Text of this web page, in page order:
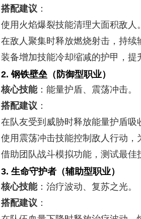
搭配建议 ：
使用火焰爆裂技能清理大面积敌人。
在敌人聚集时释放燃烧射击，持续
装备增加技能冷却缩减的护甲，提
2.钢铁壁垒（防御型职业）
核心技能：能量护盾、震荡冲击。
搭配建议 ：
在队友受到威胁时释放能量护盾吸
使用震荡冲击技能控制敌人行动，
借助团队战斗模拟功能，测试最佳
3. 生命守护者（辅助型职业）
核心技能：治疗波动、复苏之光。
搭配建议 ：